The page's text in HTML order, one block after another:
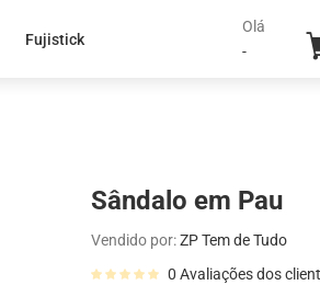
Fujistick
Olá
-
Sândalo em Pau
Vendido por:ZP Tem de Tudo
0 Avaliações dos